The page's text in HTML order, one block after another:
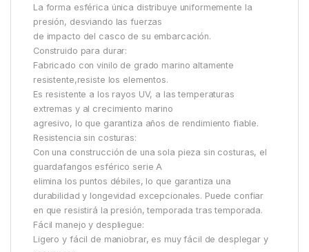
La forma esférica única distribuye uniformemente la
presión, desviando las fuerzas
de impacto del casco de su embarcación.
Construido para durar:
Fabricado con vinilo de grado marino altamente
resistente,resiste los elementos.
Es resistente a los rayos UV, a las temperaturas
extremas y al crecimiento marino
agresivo, lo que garantiza años de rendimiento fiable.
Resistencia sin costuras:
Con una construcción de una sola pieza sin costuras, el
guardafangos esférico serie A
elimina los puntos débiles, lo que garantiza una
durabilidad y longevidad excepcionales. Puede confiar
en que resistirá la presión, temporada tras temporada.
Fácil manejo y despliegue:
Ligero y fácil de maniobrar, es muy fácil de desplegar y